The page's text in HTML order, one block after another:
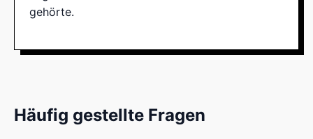
gehörte.
Häufig gestellte Fragen